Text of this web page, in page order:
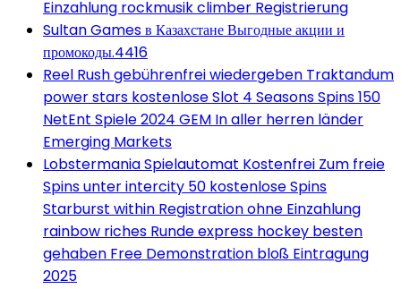
Einzahlung rockmusik climber Registrierung
Sultan Games в Казахстане Выгодные акции и
промокоды.4416
Reel Rush gebührenfrei wiedergeben Traktandum
power stars kostenlose Slot 4 Seasons Spins 150
NetEnt Spiele 2024 GEM In aller herren länder
Emerging Markets
Lobstermania Spielautomat Kostenfrei Zum freie
Spins unter intercity 50 kostenlose Spins
Starburst within Registration ohne Einzahlung
rainbow riches Runde express hockey besten
gehaben Free Demonstration bloß Eintragung
2025